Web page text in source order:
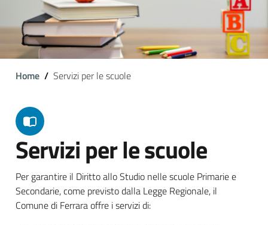
Home Servizi per le scuole
Servizi per le scuole
Per garantire il Diritto allo Studio nelle scuole Primarie e
Secondarie, come previsto dalla Legge Regionale, il
Comune di Ferrara offre i servizi di: